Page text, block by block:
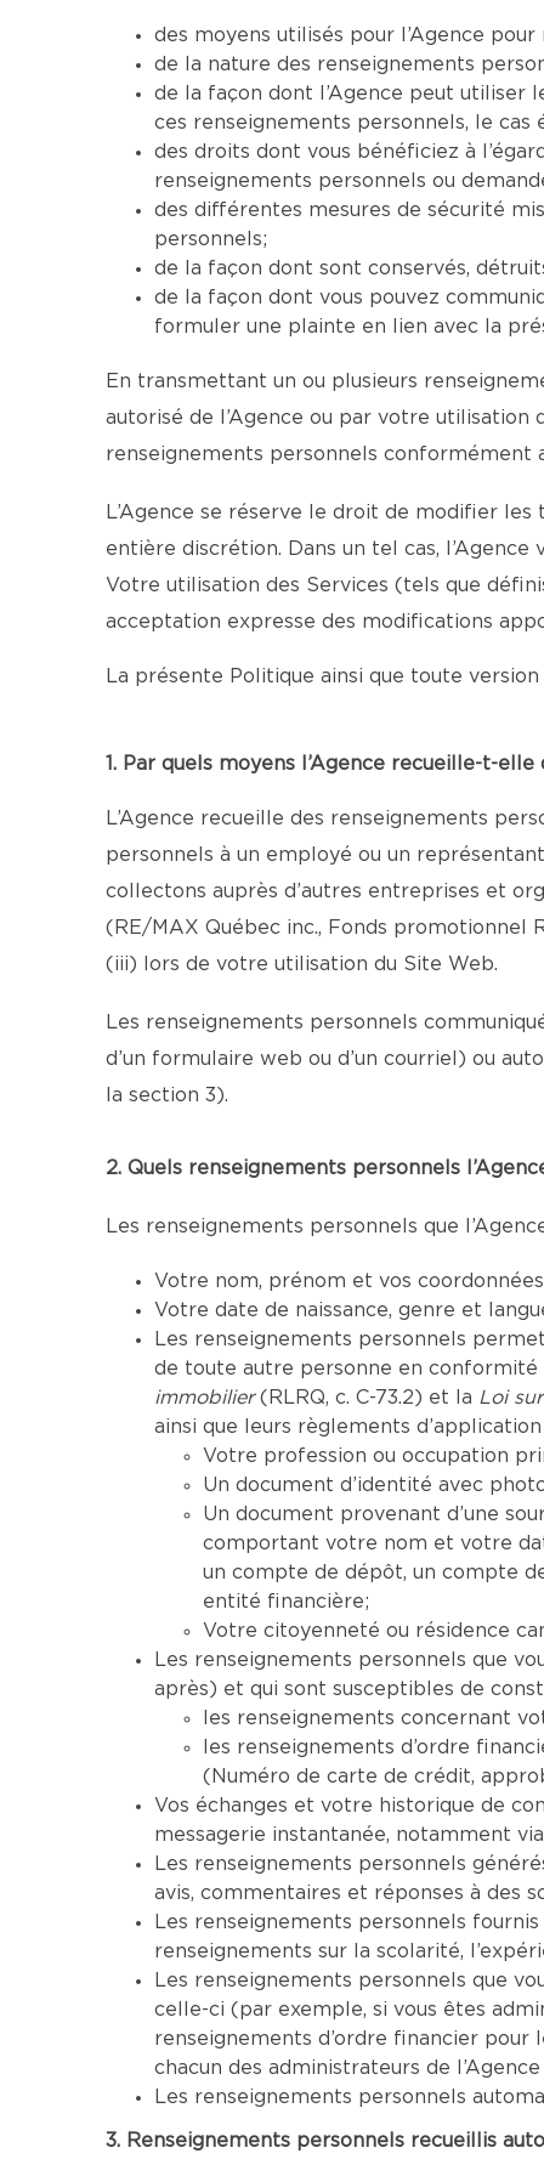
des moyens utilisés pour l’Agence
de la nature des renseignements
de la façon dont l’Agence peut utiliser
ces renseignements personnels, le cas
des droits dont vous bénéficiez à
renseignements personnels ou
des différentes mesures de sécurité
personnels;
de la façon dont sont conservés,
de la façon dont vous pouvez
formuler une plainte en lien avec la
En transmettant un ou plusieurs
autorisé de l’Agence ou par votre utilisation
renseignements personnels conformément
L’Agence se réserve le droit de modifier
entière discrétion. Dans un tel cas,
Votre utilisation des Services (tels que
acceptation expresse des modifications
La présente Politique ainsi que toute
1. Par quels moyens l’Agence recueille-t-
L’Agence recueille des renseignements
personnels à un employé ou un
collectons auprès d’autres entreprises et
(RE/MAX Québec inc., Fonds promotionnel
(iii) lors de votre utilisation du Site Web.
Les renseignements personnels
d’un formulaire web ou d’un courriel) ou
la section 3).
2. Quels renseignements personnels
Les renseignements personnels que
Votre nom, prénom et vos
Votre date de naissance, genre et
Les renseignements personnels
de toute autre personne en
immobilier(RLRQ, c. C-73.2) et la Loi
ainsi que leurs règlements
Votre profession ou occupation
Un document d’identité avec
Un document provenant d’une
comportant votre nom et votre
un compte de dépôt, un compte
entité financière;
Votre citoyenneté ou résidence
Les renseignements personnels que
après) et qui sont susceptibles de
les renseignements concernant
les renseignements d’ordre
(Numéro de carte de crédit,
Vos échanges et votre historique de
messagerie instantanée, notamment
Les renseignements personnels
avis, commentaires et réponses à des
Les renseignements personnels fournis
renseignements sur la scolarité,
Les renseignements personnels que
celle-ci (par exemple, si vous êtes
renseignements d’ordre financier
chacun des administrateurs de
Les renseignements personnels
3. Renseignements personnels recueillis